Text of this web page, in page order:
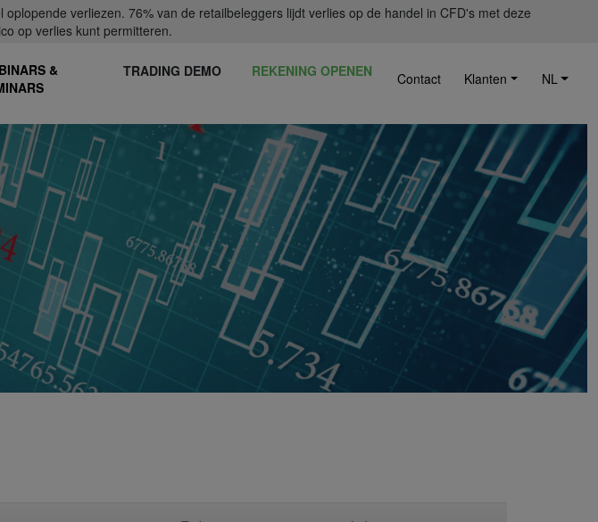
verliezen. 76% van de retailbeleggers lijdt verlies op de handel in CFD's met deze
op verlies kunt permitteren.
&
TRADING DEMO REKENING OPENEN Contact Klanten NL